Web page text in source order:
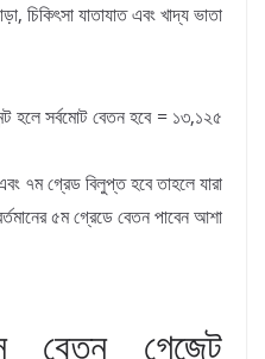
চিকিৎসা যাতাযাত এবং খাদ্য ভাতা
হলে সর্বমোট বেতন হবে = ১৩,১২৫
৭ম গ্রেড বিলুপ্ত হবে তাহলে যারা
৫ম গ্রেডে বেতন পাবেন আশা
বেতন গেজেট